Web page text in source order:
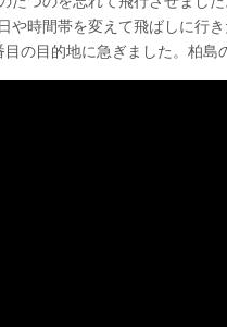
や時間帯を変えて飛ばしに行
の目的地に急ぎました。柏島